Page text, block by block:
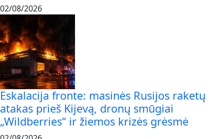
02/08/2026
Eskalacija fronte: masinės Rusijos raketų
atakas prieš Kijevą, dronų smūgiai
„Wildberries“ ir žiemos krizės grėsmė